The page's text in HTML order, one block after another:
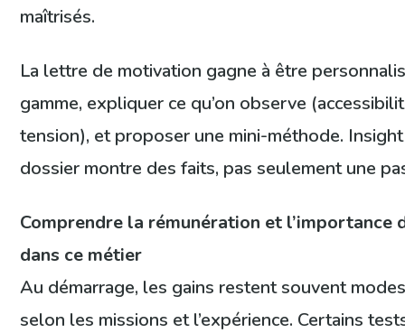
maîtrisés.
La lettre de motivation gagne à être
gamme, expliquer ce qu’on observe
tension), et proposer une mini-méthode.
dossier montre des faits, pas seulement une
Comprendre la rémunération et l’importance
dans ce métier
Au démarrage, les gains restent souvent
selon les missions et l’expérience. Certains